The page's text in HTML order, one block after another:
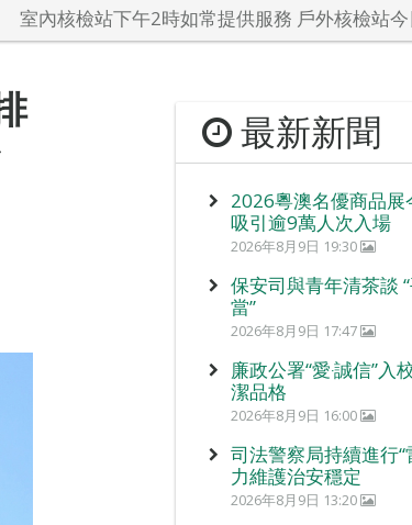
內核檢站下午2時如常提供服務 戶外核檢站今
最新新聞
2026粵澳名優商品展
吸引逾9萬人次入場
2026年8月9日 19:30
保安司與青年清茶談
當”
2026年8月9日 17:47
廉政公署“愛‧誠信”入
潔品格
2026年8月9日 16:00
司法警察局持續進行
力維護治安穩定
2026年8月9日 13:20